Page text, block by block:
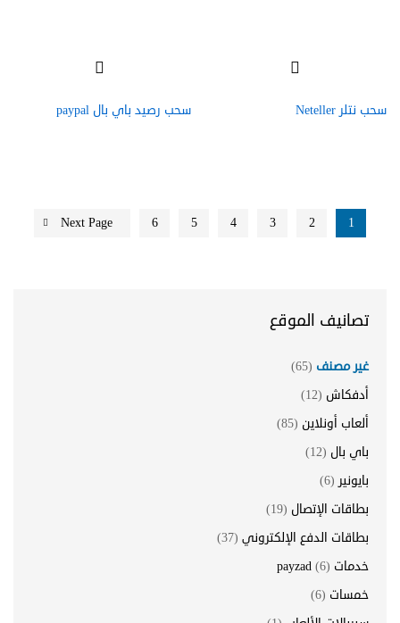
سحب رصيد باي بال paypal سحب نتلر Neteller
1
2
3
4
5
6
Next Page
تصانيف الموقع
غير مصنف (65)
أدفكاش (12)
ألعاب أونلاين (85)
باي بال (12)
بايونير (6)
بطاقات الإتصال (19)
بطاقات الدفع الإلكتروني (37)
خدمات payzad (6)
خمسات (6)